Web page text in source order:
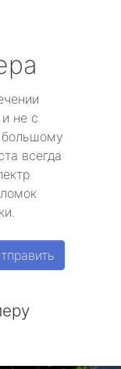
не с
большому
всегда